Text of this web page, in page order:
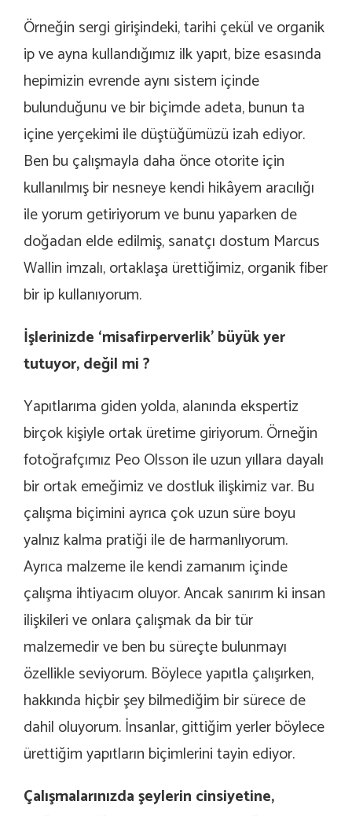
Örneğin sergi girişindeki, tarihi çekül ve organik
ip ve ayna kullandığımız ilk yapıt, bize esasında
hepimizin evrende aynı sistem içinde
bulunduğunu ve bir biçimde adeta, bunun ta
içine yerçekimi ile düştüğümüzü izah ediyor.
Ben bu çalışmayla daha önce otorite için
kullanılmış bir nesneye kendi hikâyem aracılığı
ile yorum getiriyorum ve bunu yaparken de
doğadan elde edilmiş, sanatçı dostum Marcus
Wallin imzalı, ortaklaşa ürettiğimiz, organik fiber
bir ip kullanıyorum.
İşlerinizde ‘misafirperverlik’ büyük yer
tutuyor, değil mi ?
Yapıtlarıma giden yolda, alanında ekspertiz
birçok kişiyle ortak üretime giriyorum. Örneğin
fotoğrafçımız Peo Olsson ile uzun yıllara dayalı
bir ortak emeğimiz ve dostluk ilişkimiz var. Bu
çalışma biçimini ayrıca çok uzun süre boyu
yalnız kalma pratiği ile de harmanlıyorum.
Ayrıca malzeme ile kendi zamanım içinde
çalışma ihtiyacım oluyor. Ancak sanırım ki insan
ilişkileri ve onlara çalışmak da bir tür
malzemedir ve ben bu süreçte bulunmayı
özellikle seviyorum. Böylece yapıtla çalışırken,
hakkında hiçbir şey bilmediğim bir sürece de
dahil oluyorum. İnsanlar, gittiğim yerler böylece
ürettiğim yapıtların biçimlerini tayin ediyor.
Çalışmalarınızda şeylerin cinsiyetine,